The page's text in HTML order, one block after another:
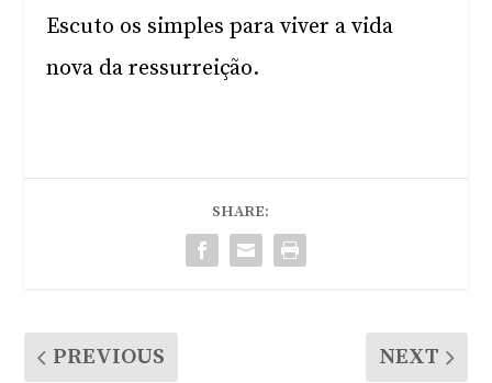
Escuto os simples para viver a vida
nova da ressurreição.
SHARE:
PREVIOUS
NEXT